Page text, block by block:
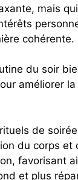
mais
cohérente.
du soir
améliorer
de
du corps et
favorisant
et plus